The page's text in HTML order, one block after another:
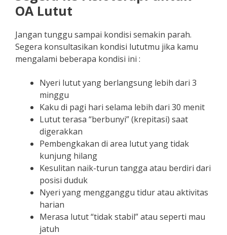
OA Lutut
Jangan tunggu sampai kondisi semakin parah.
Segera konsultasikan kondisi lututmu jika kamu
mengalami beberapa kondisi ini :
Nyeri lutut yang berlangsung lebih dari 3
minggu
Kaku di pagi hari selama lebih dari 30 menit
Lutut terasa “berbunyi” (krepitasi) saat
digerakkan
Pembengkakan di area lutut yang tidak
kunjung hilang
Kesulitan naik-turun tangga atau berdiri dari
posisi duduk
Nyeri yang mengganggu tidur atau aktivitas
harian
Merasa lutut “tidak stabil” atau seperti mau
jatuh